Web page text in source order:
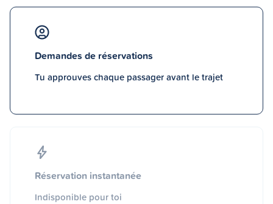
Demandes de réservations
Tu approuves chaque passager avant le trajet
Réservation instantanée
Indisponible pour toi